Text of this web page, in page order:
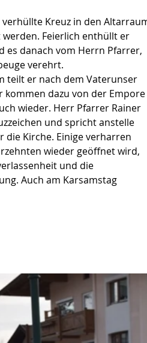
Kreuz in den
Feierlich enthüllt er
es danach vom Herrn Pfarrer,
verehrt.
teilt er nach dem Vaterunser
kommen dazu von der Empore
wieder. Herr Pfarrer Rainer
und spricht anstelle
die Kirche. Einige verharren
wieder geöffnet wird,
und die
Auch am Karsamstag